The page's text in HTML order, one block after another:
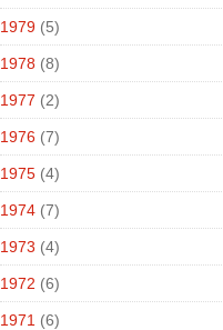
1979 (5)
1978 (8)
1977 (2)
1976 (7)
1975 (4)
1974 (7)
1973 (4)
1972 (6)
1971 (6)